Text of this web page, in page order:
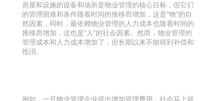
房屋和设施的设备和场所是物业管理的核心目标，但它们
的管理困难和条件随着时间的推移而增加，这是“物”的自
然因素，同时，最依赖物业管理的人力成本也随着时间的
推移而增加，这也是“人”的社会因素。然而，物业管理的
管理成本和人力成本增加了，但长期以来不能得到补偿和
抵消。
例如，一旦物业管理企业提出增加管理费用，社会马上就